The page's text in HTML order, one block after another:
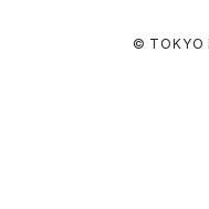
© TOKYO